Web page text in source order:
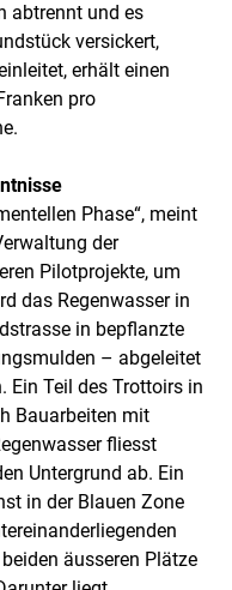
abtrennt und es
versickert,
erhält einen
pro
Phase“, meint
der
Pilotprojekte, um
das Regenwasser in
in bepflanzte
– abgeleitet
Ein Teil des Trottoirs in
Bauarbeiten mit
fliesst
Untergrund ab. Ein
in der Blauen Zone
äusseren Plätze